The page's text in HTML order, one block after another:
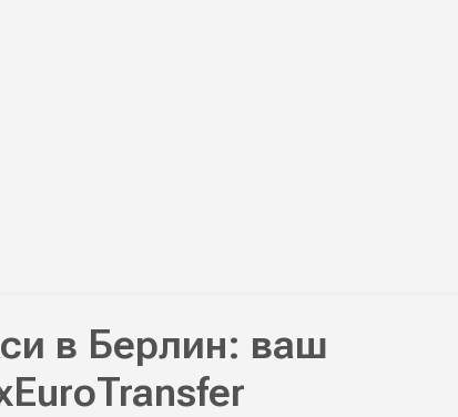
в Берлин: ваш